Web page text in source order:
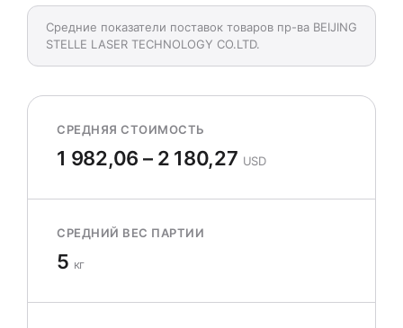
Средние показатели поставок товаров пр-ва BEIJING
STELLE LASER TECHNOLOGY CO.LTD.
СРЕДНЯЯ СТОИМОСТЬ
1 982,06 – 2 180,27 USD
СРЕДНИЙ ВЕС ПАРТИИ
5 кг